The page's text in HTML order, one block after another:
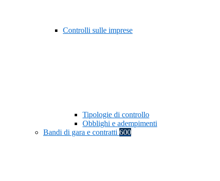
Controlli sulle imprese
Tipologie di controllo
Obblighi e adempimenti
Bandi di gara e contratti 600